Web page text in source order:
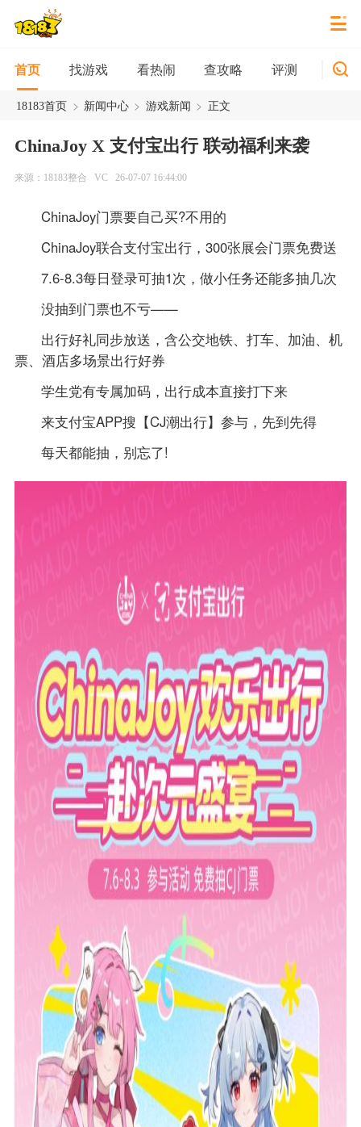
首页 找游戏 看热闹 查攻略 评测 新游
18183首页 > 新闻中心 > 游戏新闻 > 正文
ChinaJoy X 支付宝出行 联动福利来袭
来源：18183整合 VC 26-07-07 16:44:00
ChinaJoy门票要自己买?不用的
ChinaJoy联合支付宝出行，300张展会门票免费送
7.6-8.3每日登录可抽1次，做小任务还能多抽几次
没抽到门票也不亏——
出行好礼同步放送，含公交地铁、打车、加油、机
票、酒店多场景出行好券
学生党有专属加码，出行成本直接打下来
来支付宝APP搜【CJ潮出行】参与，先到先得
每天都能抽，别忘了!